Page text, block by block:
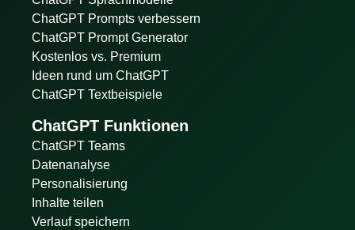
ChatGPT Prompts verbessern
ChatGPT Prompt Generator
Kostenlos vs. Premium
Ideen rund um ChatGPT
ChatGPT Textbeispiele
ChatGPT Funktionen
ChatGPT Teams
Datenanalyse
Personalisierung
Inhalte teilen
Verlauf speichern